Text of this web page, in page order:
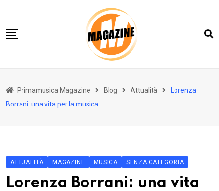
content
Blog
Primamusica Magazine Blog Attualità
Lorenza
Borrani: una vita per la musica
ATTUALITÀ MAGAZINE MUSICA SENZA CATEGORIA
Lorenza Borrani: una vita